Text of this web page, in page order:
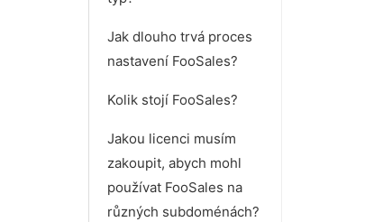
Jak dlouho trvá proces
nastavení FooSales?
Kolik stojí FooSales?
Jakou licenci musím
zakoupit, abych mohl
používat FooSales na
různých subdoménách?